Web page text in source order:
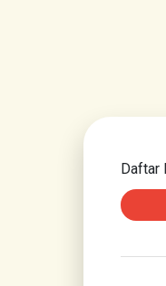
Daftar